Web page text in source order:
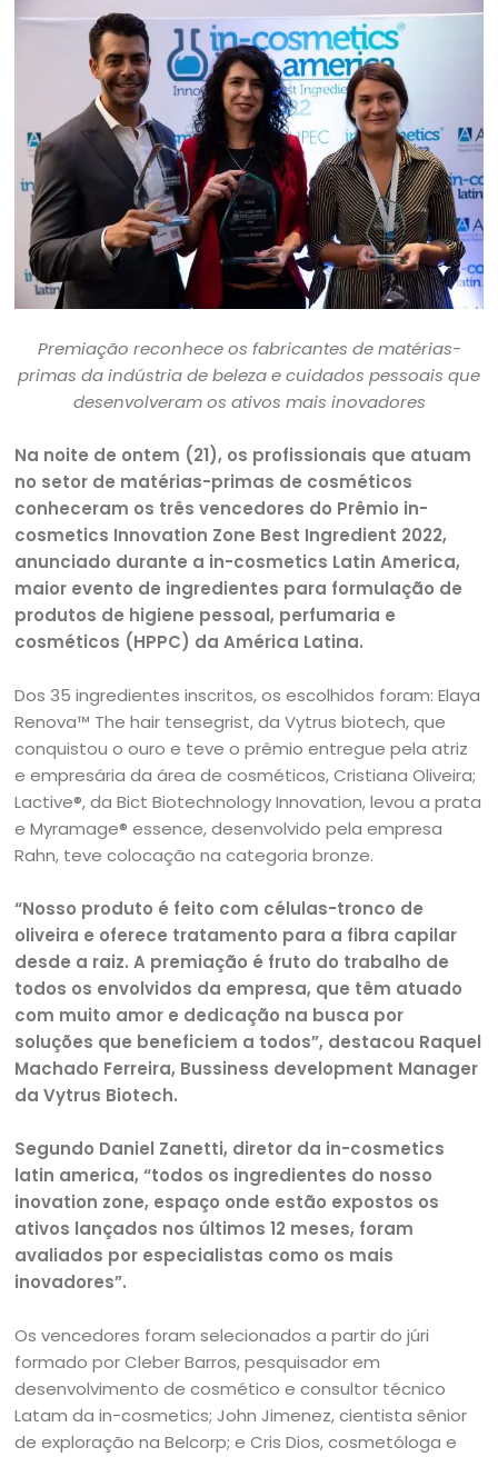
Premiação reconhece os fabricantes de matérias-
primas da indústria de beleza e cuidados pessoais que
desenvolveram os ativos mais inovadores
Na noite de ontem (21), os profissionais que atuam
no setor de matérias-primas de cosméticos
conheceram os três vencedores do Prêmio in-
cosmetics Innovation Zone Best Ingredient 2022,
anunciado durante a in-cosmetics Latin America,
maior evento de ingredientes para formulação de
produtos de higiene pessoal, perfumaria e
cosméticos (HPPC) da América Latina.
Dos 35 ingredientes inscritos, os escolhidos foram: Elaya
Renova™ The hair tensegrist, da Vytrus biotech, que
conquistou o ouro e teve o prêmio entregue pela atriz
e empresária da área de cosméticos, Cristiana Oliveira;
Lactive®, da Bict Biotechnology Innovation, levou a prata
e Myramage® essence, desenvolvido pela empresa
Rahn, teve colocação na categoria bronze.
“Nosso produto é feito com células-tronco de
oliveira e oferece tratamento para a fibra capilar
desde a raiz. A premiação é fruto do trabalho de
todos os envolvidos da empresa, que têm atuado
com muito amor e dedicação na busca por
soluções que beneficiem a todos”, destacou Raquel
Machado Ferreira, Bussiness development Manager
da Vytrus Biotech.
Segundo Daniel Zanetti, diretor da in-cosmetics
latin america, “todos os ingredientes do nosso
inovation zone, espaço onde estão expostos os
ativos lançados nos últimos 12 meses, foram
avaliados por especialistas como os mais
inovadores”.
Os vencedores foram selecionados a partir do júri
formado por Cleber Barros, pesquisador em
desenvolvimento de cosmético e consultor técnico
Latam da in-cosmetics; John Jimenez, cientista sênior
de exploração na Belcorp; e Cris Dios, cosmetóloga e